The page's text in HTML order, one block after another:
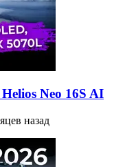
Neo 16S AI
назад